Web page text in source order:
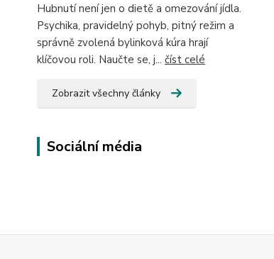
Hubnutí není jen o dietě a omezování jídla.
Psychika, pravidelný pohyb, pitný režim a
správně zvolená bylinková kúra hrají
klíčovou roli. Naučte se, j... číst celé
Zobrazit všechny články
Sociální média